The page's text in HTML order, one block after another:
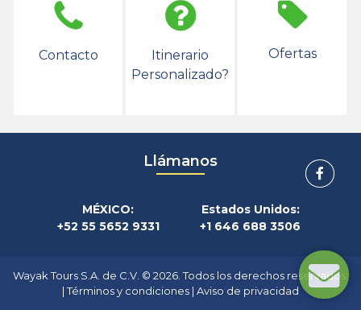
Contacto
Itinerario
Personalizado?
Ofertas
Llámanos
MÉXICO:
+52 55 5652 9331
Estados Unidos:
+1 646 688 3506
Wayak Tours S.A. de C.V. © 2026. Todos los derechos reservados.
|Términos y condiciones | Aviso de privacidad